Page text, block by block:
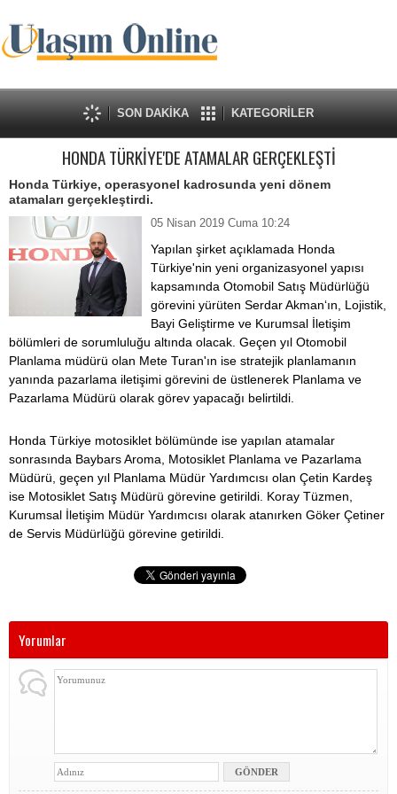
SON DAKİKA KATEGORİLER
HONDA TÜRKİYE'DE ATAMALAR GERÇEKLEŞTİ
Honda Türkiye, operasyonel kadrosunda yeni dönem
atamaları gerçekleştirdi.
05 Nisan 2019 Cuma 10:24
Yapılan şirket açıklamada Honda
Türkiye'nin yeni organizasyonel yapısı
kapsamında Otomobil Satış Müdürlüğü
görevini yürüten Serdar Akman‘ın, Lojistik,
Bayi Geliştirme ve Kurumsal İletişim
bölümleri de sorumluluğu altında olacak. Geçen yıl Otomobil
Planlama müdürü olan Mete Turan'ın ise stratejik planlamanın
yanında pazarlama iletişimi görevini de üstlenerek Planlama ve
Pazarlama Müdürü olarak görev yapacağı belirtildi.
Honda Türkiye motosiklet bölümünde ise yapılan atamalar
sonrasında Baybars Aroma, Motosiklet Planlama ve Pazarlama
Müdürü, geçen yıl Planlama Müdür Yardımcısı olan Çetin Kardeş
ise Motosiklet Satış Müdürü görevine getirildi. Koray Tüzmen,
Kurumsal İletişim Müdür Yardımcısı olarak atanırken Göker Çetiner
de Servis Müdürlüğü görevine getirildi.
Yorumlar